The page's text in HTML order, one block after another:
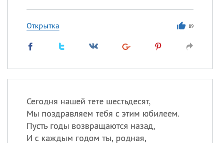
Открытка 89
Сегодня нашей тете шестьдесят,
Мы поздравляем тебя с этим юбилеем.
Пусть годы возвращаются назад,
И с каждым годом ты, родная,
Посмотреть значениеи